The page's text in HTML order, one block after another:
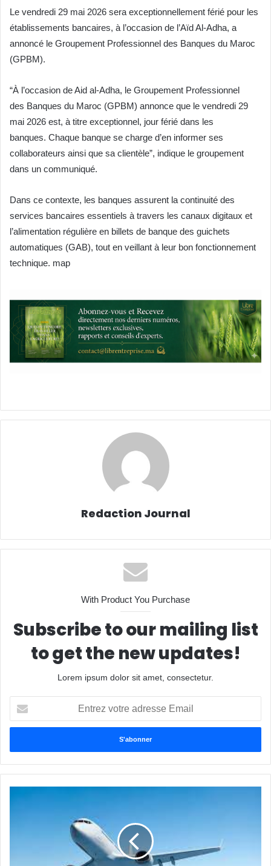
Le vendredi 29 mai 2026 sera exceptionnellement férié pour les
établissements bancaires, à l’occasion de l’Aïd Al-Adha, a
annoncé le Groupement Professionnel des Banques du Maroc
(GPBM).
“À l’occasion de Aid al-Adha, le Groupement Professionnel
des Banques du Maroc (GPBM) annonce que le vendredi 29
mai 2026 est, à titre exceptionnel, jour férié dans les
banques. Chaque banque se charge d’en informer ses
collaborateurs ainsi que sa clientèle”, indique le groupement
dans un communiqué.
Dans ce contexte, les banques assurent la continuité des
services bancaires essentiels à travers les canaux digitaux et
l’alimentation régulière en billets de banque des guichets
automatiques (GAB), tout en veillant à leur bon fonctionnement
technique. map
Redaction Journal
With Product You Purchase
Subscribe to our mailing list
to get the new updates!
Lorem ipsum dolor sit amet, consectetur.
votre
adresse